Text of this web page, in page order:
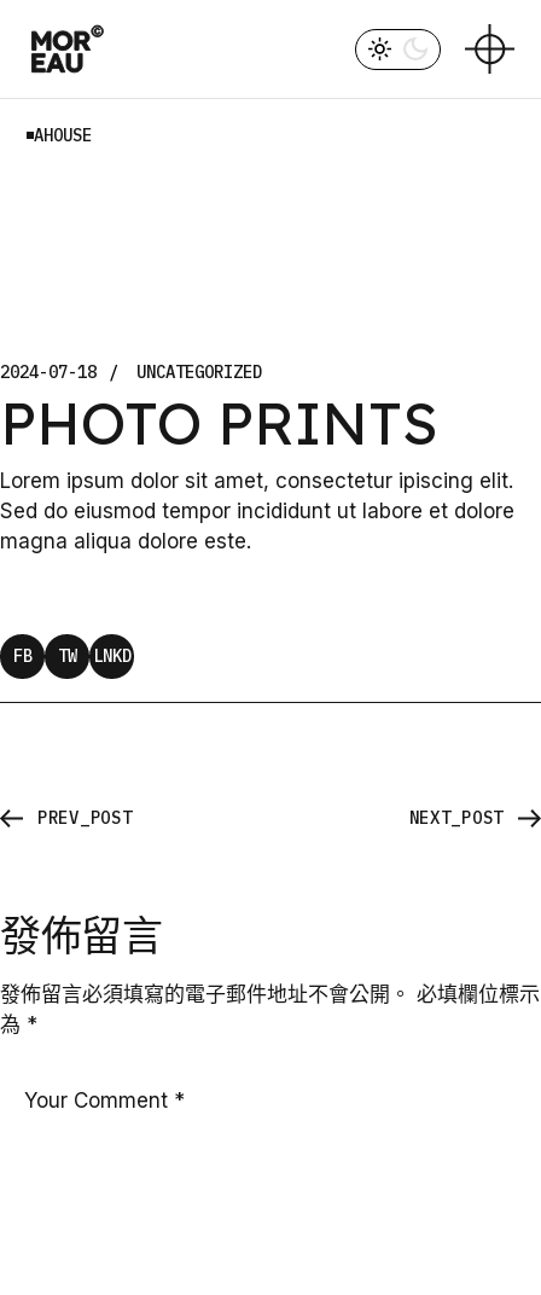
content
AHOUSE
2024-07-18 UNCATEGORIZED
PHOTO PRINTS
Lorem ipsum dolor sit amet, consectetur ipiscing elit.
Sed do eiusmod tempor incididunt ut labore et dolore
magna aliqua dolore este.
FB TW LNKD
PREV_POST NEXT_POST
發佈留言
發佈留言必須填寫的電子郵件地址不會公開。 必填欄位標示
為 *